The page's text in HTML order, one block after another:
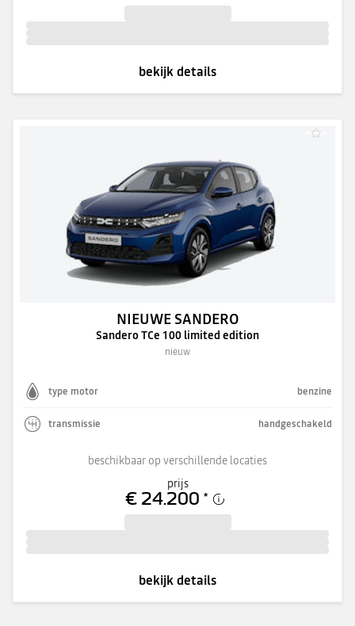
bekijk details
NIEUWE SANDERO
Sandero TCe 100 limited edition
nieuw
type motor benzine
transmissie handgeschakeld
beschikbaar op verschillende locaties
prijs
€ 24.200 *
bekijk details